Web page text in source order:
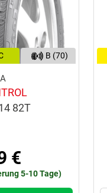
B (70)
82T
€
5-10 Tage)